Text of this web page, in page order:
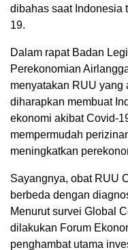
dibahas saat Indonesia
19.
Dalam rapat Badan
Perekonomian
menyatakan RUU yang
diharapkan membuat
ekonomi akibat Covid-
mempermudah
meningkatkan
Sayangnya, obat RUU
berbeda dengan
Menurut survei Global
dilakukan Forum
penghambat utama